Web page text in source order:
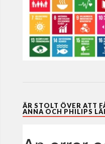
ÄR STOLT ÖVER ATT
ANNA OCH PHILIPS